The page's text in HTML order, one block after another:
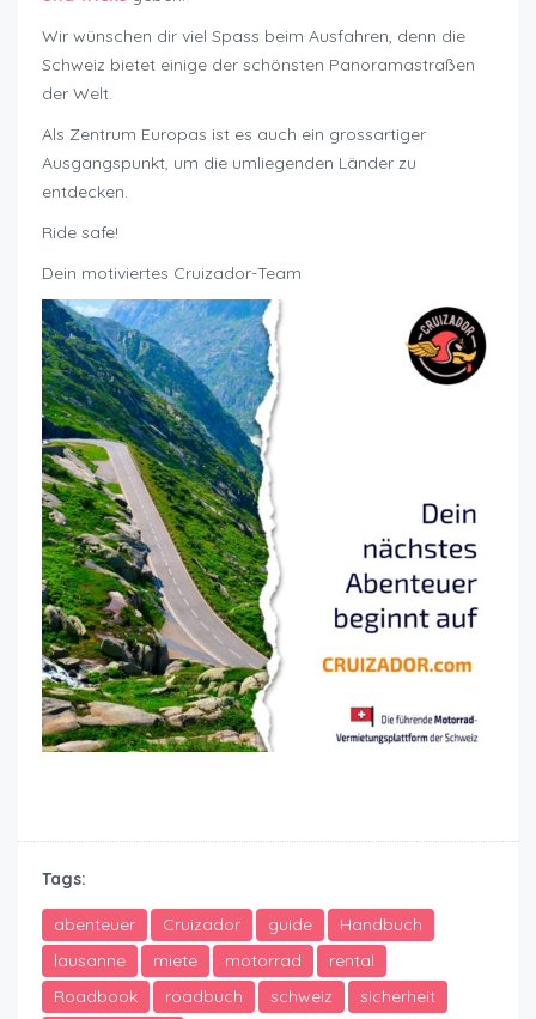
Wir wünschen dir viel Spass beim Ausfahren, denn die
Schweiz bietet einige der schönsten Panoramastraßen
der Welt.
Als Zentrum Europas ist es auch ein grossartiger
Ausgangspunkt, um die umliegenden Länder zu
entdecken.
Ride safe!
Dein motiviertes Cruizador-Team
Tags:
abenteuer Cruizador guide
Handbuch
lausanne
miete motorrad
rental
Roadbook
roadbuch schweiz sicherheit